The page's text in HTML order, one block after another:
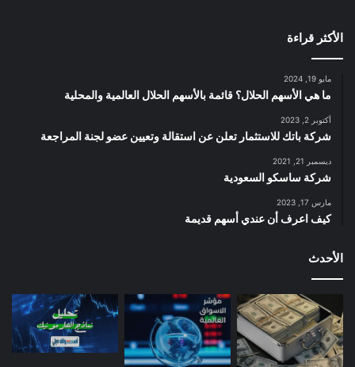
الأكثر قراءة
مايو 19, 2024
ما هي الأسهم الحلال؟ قائمة بالأسهم الحلال العالمية والمحلية
أكتوبر 2, 2023
شركة باتك للاستثمار تعلن عن استقالة وتعيين عضو لجنة المراجعة
ديسمبر 21, 2021
شركة ساسكو السعودية
مارس 17, 2023
كيف اعرف أن عندي أسهم قديمة
الأحدث